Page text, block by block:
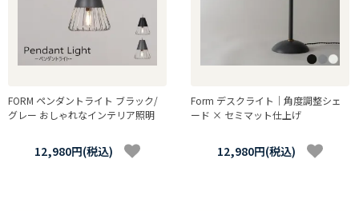
FORM ペンダントライト ブラック/
グレー おしゃれなインテリア照明
12,980円(税込)
Form デスクライト｜角度調整シェ
ード × セミマット仕上げ
12,980円(税込)